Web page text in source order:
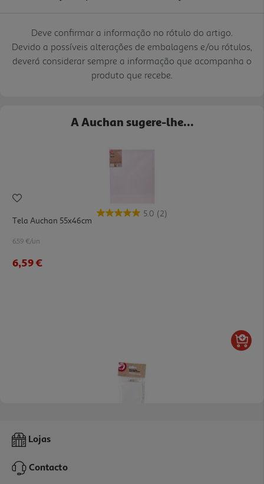
Deve confirmar a informação no rótulo do artigo.
Devido a possíveis alterações de embalagens e/ou rótulos,
deverá considerar sempre a informação que acompanha o
produto que recebe.
A Auchan sugere-lhe...
5.0 (2)
Tela Auchan 55x46cm
6.59 €/un
6,59 €
Mini Cavalete Auchan Madeira Com Tela 12cm
1,79 €
Lojas
Contacto